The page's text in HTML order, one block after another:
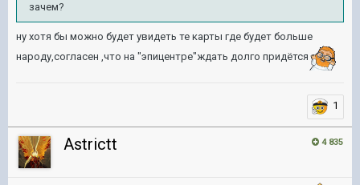
зачем?
ну хотя бы можно будет увидеть те карты где будет больше
народу,согласен ,что на "эпицентре"ждать долго придётся
1
4 835
Astrictt